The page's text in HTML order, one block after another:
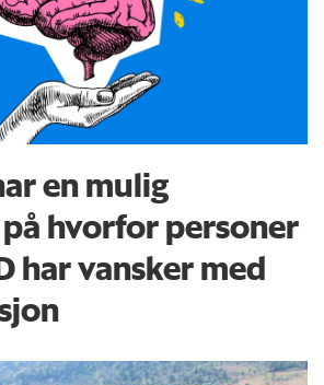
en mulig
hvorfor personer
har vansker med